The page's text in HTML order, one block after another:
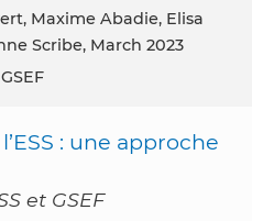
Scribe, March 2023
: une approche
et GSEF